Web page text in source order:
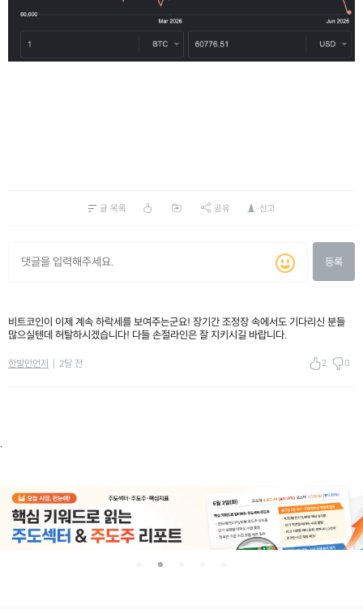
글 목록 공유 신고
등록
비트코인이 이제 계속 하락세를 보여주는군요! 장기간 조정장 속에서도 기다리신 분들
많으실텐데 허탈하시겠습니다! 다들 손절라인은 잘 지키시길 바랍니다.
한발만먼저 2달 전 2 0
.